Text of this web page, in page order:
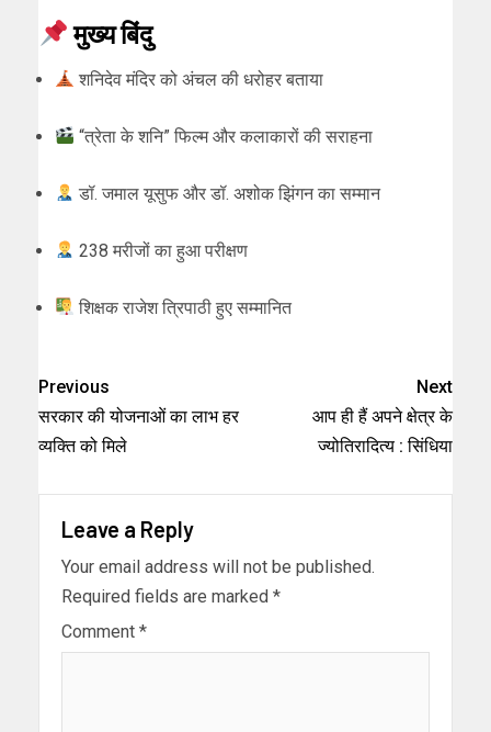
मुख्य बिंदु
शनिदेव मंदिर को अंचल की धरोहर बताया
“त्रेता के शनि” फिल्म और कलाकारों की सराहना
डॉ. जमाल यूसुफ और डॉ. अशोक झिंगन का सम्मान
238 मरीजों का हुआ परीक्षण
शिक्षक राजेश त्रिपाठी हुए सम्मानित
Previous
सरकार की योजनाओं का लाभ हर
व्यक्ति को मिले
Next
आप ही हैं अपने क्षेत्र के
ज्योतिरादित्य : सिंधिया
Leave a Reply
Your email address will not be published.
Required fields are marked *
Comment *